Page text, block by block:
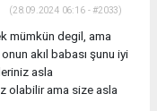
(28.09.2024 06:16 - #2033)
mümkün degil, ama
akıl babası şunu iyi
asla
olabilir ama size asla